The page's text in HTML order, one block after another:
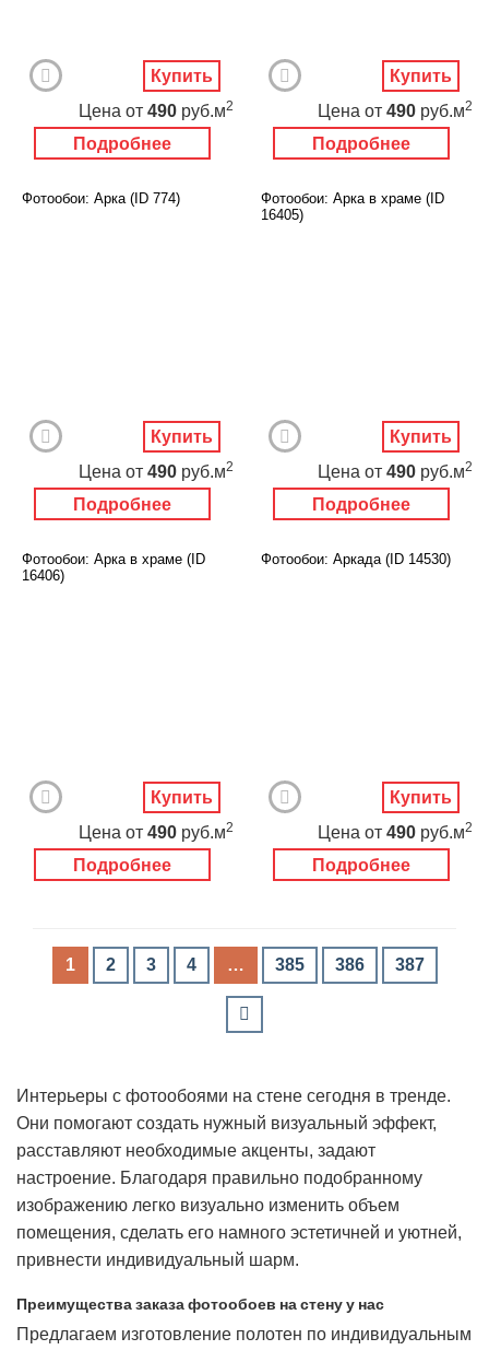
Подробнее
Цена от 490 руб.м2
Купить
Подробнее
Цена от 490 руб.м2
Купить
Фотообои: Арка (ID 774)
Подробнее
Цена от 490 руб.м2
Купить
Фотообои: Арка в храме (ID
16405)
Подробнее
Цена от 490 руб.м2
Купить
Фотообои: Арка в храме (ID
16406)
Подробнее
Цена от 490 руб.м2
Купить
Фотообои: Аркада (ID 14530)
Подробнее
Цена от 490 руб.м2
Купить
1 2 3 4 … 385 386 387
Интерьеры с фотообоями на стене сегодня в тренде.
Они помогают создать нужный визуальный эффект,
расставляют необходимые акценты, задают
настроение. Благодаря правильно подобранному
изображению легко визуально изменить объем
помещения, сделать его намного эстетичней и уютней,
привнести индивидуальный шарм.
Преимущества заказа фотообоев на стену у нас
Предлагаем изготовление полотен по индивидуальным